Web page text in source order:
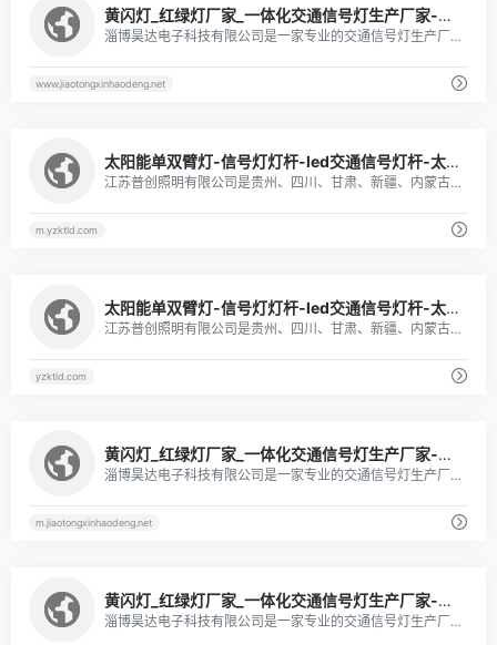
黄闪灯_红绿灯厂家_一体化交通信号灯生产厂家-昊达电子
淄博昊达电子科技有限公司是一家专业的交通信号灯生产厂家，主要生产及研发一体化红绿灯、黄闪灯、led交通信号灯杆、信号机、监控杆、标志杆等系列产品，热销陕西、河北、山东、山西、西宁、呼和浩特、黑龙江、沈阳、兰州等地。
www.jiaotongxinhaodeng.net
太阳能单双臂灯-信号灯灯杆-led交通信号灯杆-太阳能led道路灯厂家-普创照明
江苏普创照明有限公司是贵州、四川、甘肃、新疆、内蒙古、广西等地专业的led交通信号灯、led交通信号灯厂家、单臂道路灯、双臂道路灯、道路灯、交通信号灯杆、太阳能led路灯厂家、太阳能道路灯等产品。是单臂道路灯领导品牌，提供单臂道路灯解决方案。想要了解厂家、价格、批发、生产厂家、图片、采购等问题，可致电江苏普创照明有限公司。
m.yzktld.com
太阳能单双臂灯-信号灯灯杆-led交通信号灯杆-太阳能led道路灯厂家-普创照明
江苏普创照明有限公司是贵州、四川、甘肃、新疆、内蒙古、广西等地专业的led交通信号灯、led交通信号灯厂家、单臂道路灯、双臂道路灯、道路灯、交通信号灯杆、太阳能led路灯厂家、太阳能道路灯等产品。是单臂道路灯领导品牌，提供单臂道路灯解决方案。想要了解厂家、价格、批发、生产厂家、图片、采购等问题，可致电江苏普创照明有限公司。
yzktld.com
黄闪灯_红绿灯厂家_一体化交通信号灯生产厂家-昊达电子
淄博昊达电子科技有限公司是一家专业的交通信号灯生产厂家，主要生产及研发一体化红绿灯、黄闪灯、led交通信号灯杆、信号机、监控杆、标志杆等系列产品，热销陕西、河北、山东、山西、西宁、呼和浩特、黑龙江、沈阳、兰州等地。
m.jiaotongxinhaodeng.net
黄闪灯_红绿灯厂家_一体化交通信号灯生产厂家-昊达电子
淄博昊达电子科技有限公司是一家专业的交通信号灯生产厂家，主要生产及研发一体化红绿灯、黄闪灯、led交通信号灯杆、信号机、监控杆、标志杆等系列产品，热销陕西、河北、山东、山西、西宁、呼和浩特、黑龙江、沈阳、兰州等地。